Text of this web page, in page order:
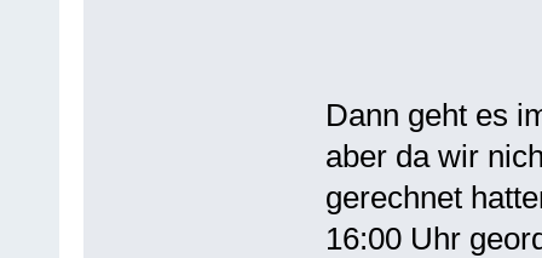
Dann geht es
aber da wir
gerechnet
16:00 Uhr